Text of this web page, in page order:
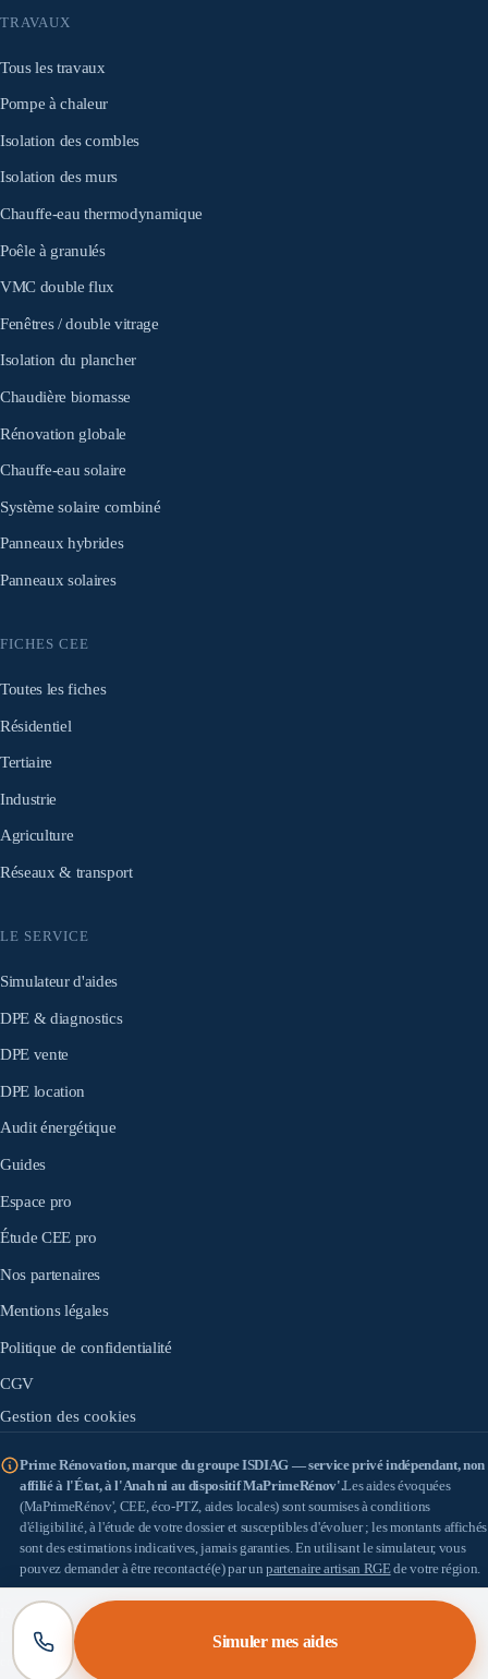
TRAVAUX
Tous les travaux
Pompe à chaleur
Isolation des combles
Isolation des murs
Chauffe-eau thermodynamique
Poêle à granulés
VMC double flux
Fenêtres / double vitrage
Isolation du plancher
Chaudière biomasse
Rénovation globale
Chauffe-eau solaire
Système solaire combiné
Panneaux hybrides
Panneaux solaires
FICHES CEE
Toutes les fiches
Résidentiel
Tertiaire
Industrie
Agriculture
Réseaux & transport
LE SERVICE
Simulateur d'aides
DPE & diagnostics
DPE vente
DPE location
Audit énergétique
Guides
Espace pro
Étude CEE pro
Nos partenaires
Mentions légales
Politique de confidentialité
CGV
Gestion des cookies
Prime Rénovation, marque du groupe ISDIAG — service privé indépendant, non
affilié à l'État, à l'Anah ni au dispositif MaPrimeRénov'.Les aides évoquées
(MaPrimeRénov', CEE, éco-PTZ, aides locales) sont soumises à conditions
d'éligibilité, à l'étude de votre dossier et susceptibles d'évoluer ; les montants affichés
sont des estimations indicatives, jamais garanties. En utilisant le simulateur, vous
pouvez demander à être recontacté(e) par un partenaire artisan RGEde votre région.
IS DIAG
(SASU au capital de 100 €) — SIRET 898 933 353 00010 — Siège : 18 allée
Léon Paul Fargue, 95200 Sarcelles — TVA : FR57898933353 — Médiateur de la
consommation : [À COMPLÉTER].
Simuler mes aides